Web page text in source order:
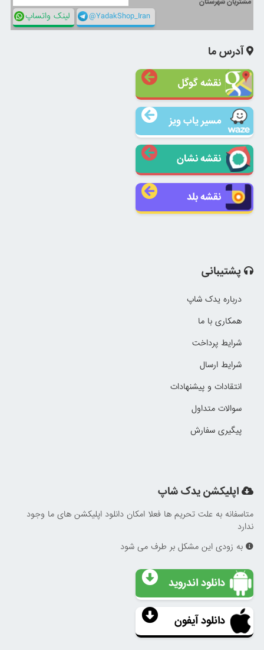
لینک واتساپ @YadakShop_Iran
آدرس ما
نقشه گوگل
مسیر یاب ویز
نقشه نشان
نقشه بلد
پشتیبانی
درباره یدک شاپ
همکاری با ما
شرایط پرداخت
شرایط ارسال
انتقادات و پیشنهادات
سوالات متداول
پیگیری سفارش
اپلیکشن یدک شاپ
متاسفانه به علت تحریم ها فعلا امکان دانلود اپلیکشن های ما وجود
ندارد
به زودی این مشکل بر طرف می شود
دانلود اندروید
دانلود آیفون